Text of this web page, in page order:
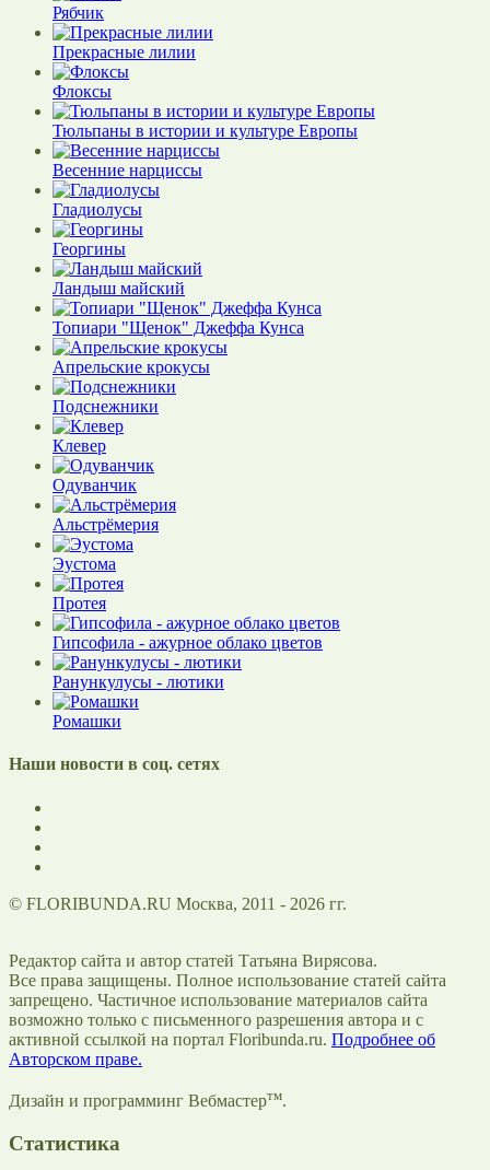
Рябчик
Прекрасные лилии
Флоксы
Тюльпаны в истории и культуре Европы
Весенние нарциссы
Гладиолусы
Георгины
Ландыш майский
Топиари "Щенок" Джеффа Кунса
Апрельские крокусы
Подснежники
Клевер
Одуванчик
Альстрёмерия
Эустома
Протея
Гипсофила - ажурное облако цветов
Ранункулусы - лютики
Ромашки
Наши новости в соц. сетях
© FLORIBUNDA.RU Москва, 2011 - 2026 гг.
Редактор сайта и автор статей Татьяна Вирясова.
Все права защищены. Полное использование статей сайта
запрещено. Частичное использование материалов сайта
возможно только с письменного разрешения автора и с
активной ссылкой на портал Floribunda.ru. Подробнее об
Авторском праве.
Дизайн и программинг Вебмастертм.
Статистика